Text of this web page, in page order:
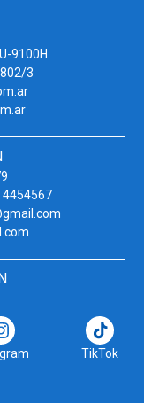
9100H
3
4454567
TikTok